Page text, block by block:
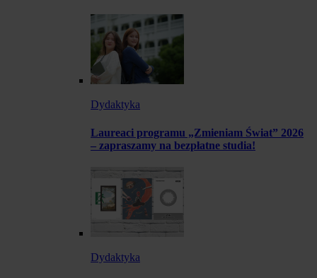
Dydaktyka
Laureaci programu „Zmieniam Świat” 2026
– zapraszamy na bezpłatne studia!
Dydaktyka